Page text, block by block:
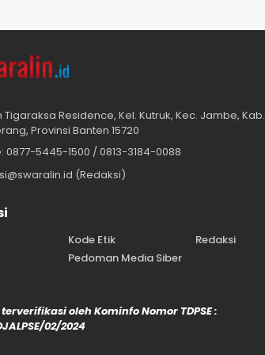
Tigaraksa Residence, Kel. Kutruk, Kec. Jambe, Kab.
Provinsi Banten 15720
0877-5445-1500 / 0813-3184-0088
(Redaksi)
Kode Etik
Redaksi
Pedoman Media Siber
oleh Kominfo Nomor TDPSE :
02/2024